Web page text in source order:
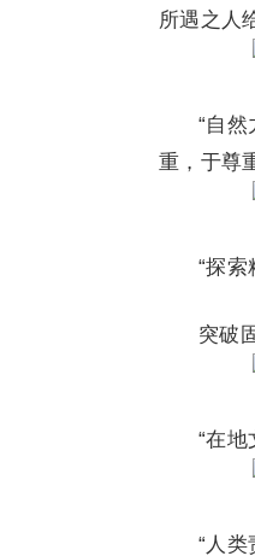
所遇之人
“自
重，于尊
“探
突破
“在地
“人